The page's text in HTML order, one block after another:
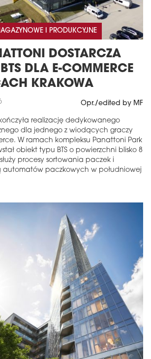
I PRODUKCYJNE
DOSTARCZA
DLA E-COMMERCE
KRAKOWA
Opr./edited by MF
realizację dedykowanego
dla jednego z wiodących graczy
W ramach kompleksu Panattoni Park
obiekt typu BTS o powierzchni blisko 8
procesy sortowania paczek i
automatów paczkowych w południowej